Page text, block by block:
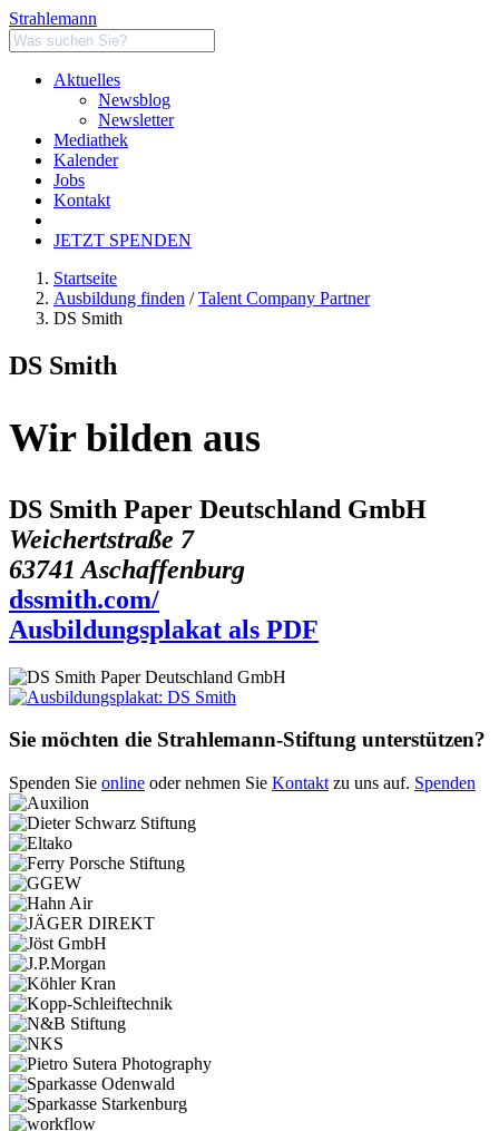
Strahlemann
Aktuelles
Newsblog
Newsletter
Mediathek
Kalender
Jobs
Kontakt
JETZT SPENDEN
Startseite
Ausbildung finden /Talent Company Partner
DS Smith
DS Smith
Wir bilden aus
DS Smith Paper Deutschland GmbH
Weichertstraße 7
63741 Aschaffenburg
dssmith.com/
Ausbildungsplakat als PDF
Sie möchten die Strahlemann-Stiftung unterstützen?
Spenden Sie online oder nehmen Sie Kontakt zu uns auf. Spenden